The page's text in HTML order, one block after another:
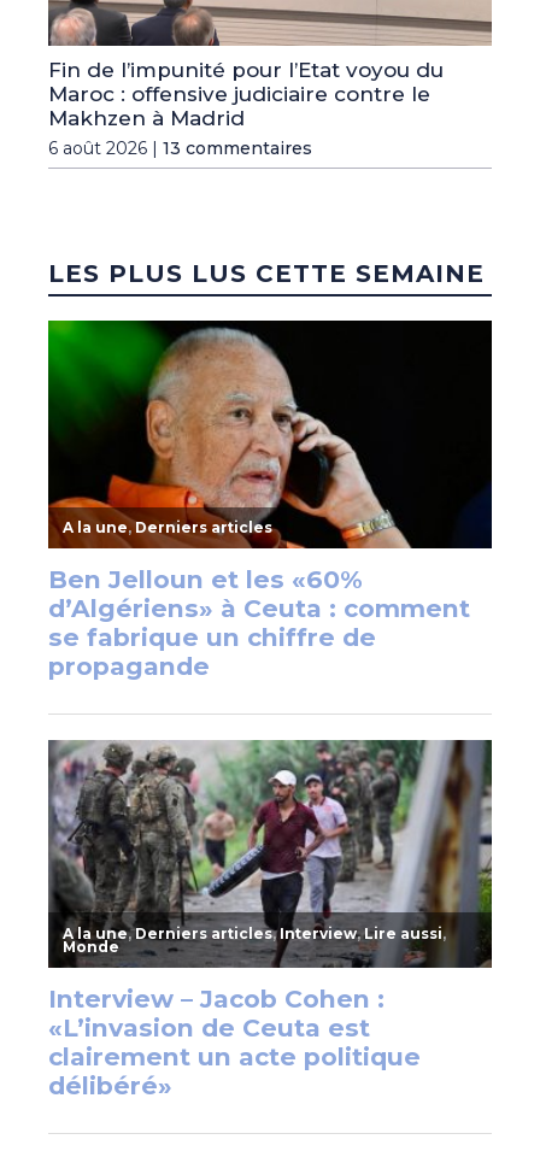
Fin de l’impunité pour l’Etat voyou du
Maroc : offensive judiciaire contre le
Makhzen à Madrid
6 août 2026 | 13 commentaires
LES PLUS LUS CETTE SEMAINE